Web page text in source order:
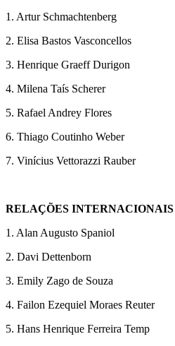
1. Artur Schmachtenberg
2. Elisa Bastos Vasconcellos
3. Henrique Graeff Durigon
4. Milena Taís Scherer
5. Rafael Andrey Flores
6. Thiago Coutinho Weber
7. Vinícius Vettorazzi Rauber
RELAÇÕES INTERNACIONAIS
1. Alan Augusto Spaniol
2. Davi Dettenborn
3. Emily Zago de Souza
4. Failon Ezequiel Moraes Reuter
5. Hans Henrique Ferreira Temp